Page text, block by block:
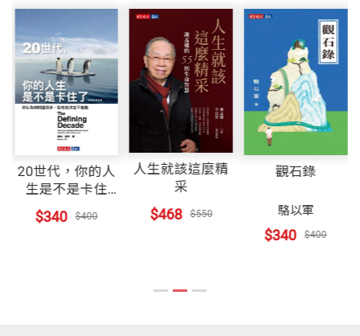
20世代，你的人
生是不是卡住
了……
$340 $400
人生就該這麼精
采
$468 $550
觀石錄
駱以軍
$340 $400